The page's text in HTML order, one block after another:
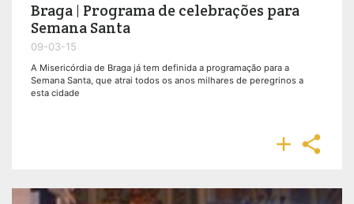
Braga | Programa de celebrações para
Semana Santa
09-03-15
A Misericórdia de Braga já tem definida a programação para a
Semana Santa, que atrai todos os anos milhares de peregrinos a
esta cidade
 